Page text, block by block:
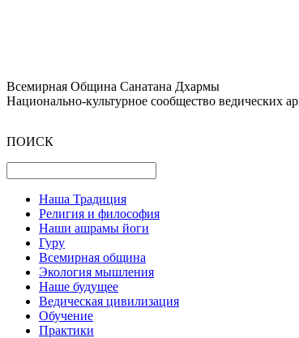
Всемирная Община Санатана Дхармы
Национально-культурное сообщество ведических
ПОИСК
Наша Традиция
Религия и философия
Наши ашрамы йоги
Гуру
Всемирная община
Экология мышления
Наше будущее
Ведическая цивилизация
Обучение
Практики